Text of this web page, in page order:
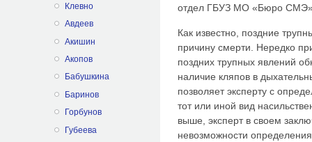
Клевно
Авдеев
Акишин
Акопов
Бабушкина
Баринов
Горбунов
Губеева
отдел ГБУЗ МО «Бюро
Как известно, поздние
причину смерти. Нередко
поздних трупных явлений
наличие кляпов в
позволяет эксперту с
тот или иной вид
выше, эксперт в своем
невозможности